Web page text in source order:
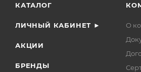
КАТАЛОГ
ЛИЧНЫЙ КАБИНЕТ ►
АКЦИИ
БРЕНДЫ
О